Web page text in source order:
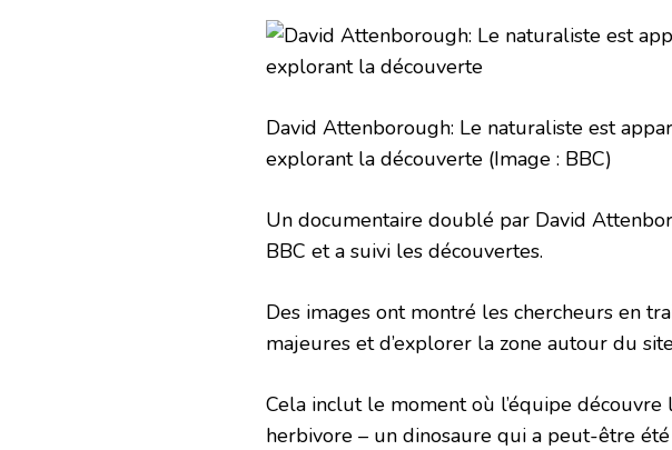
David Attenborough: Le naturaliste est
explorant la découverte (Image : BBC)
Un documentaire doublé par David
BBC et a suivi les découvertes.
Des images ont montré les chercheurs en
majeures et d’explorer la zone autour du
Cela inclut le moment où l’équipe découvre
herbivore – un dinosaure qui a peut-être été